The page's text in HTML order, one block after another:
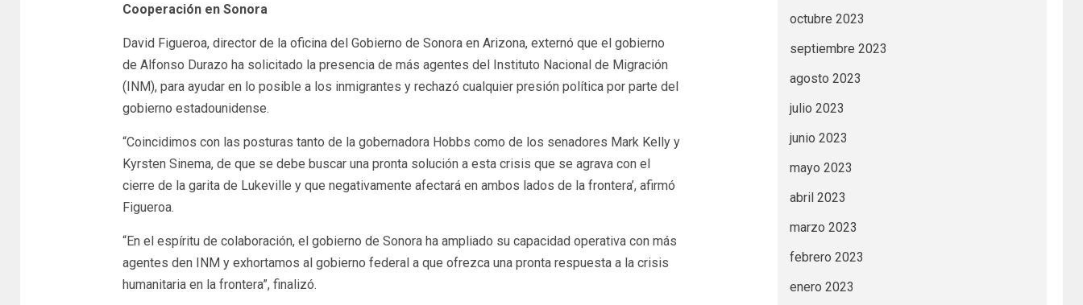
Cooperación en Sonora
David Figueroa, director de la oficina del Gobierno de Sonora en Arizona, externó que el gobierno
de Alfonso Durazo ha solicitado la presencia de más agentes del Instituto Nacional de Migración
(INM), para ayudar en lo posible a los inmigrantes y rechazó cualquier presión política por parte del
gobierno estadounidense.
“Coincidimos con las posturas tanto de la gobernadora Hobbs como de los senadores Mark Kelly y
Kyrsten Sinema, de que se debe buscar una pronta solución a esta crisis que se agrava con el
cierre de la garita de Lukeville y que negativamente afectará en ambos lados de la frontera’, afirmó
Figueroa.
“En el espíritu de colaboración, el gobierno de Sonora ha ampliado su capacidad operativa con más
agentes den INM y exhortamos al gobierno federal a que ofrezca una pronta respuesta a la crisis
humanitaria en la frontera”, finalizó.
octubre 2023
septiembre 2023
agosto 2023
julio 2023
junio 2023
mayo 2023
abril 2023
marzo 2023
febrero 2023
enero 2023